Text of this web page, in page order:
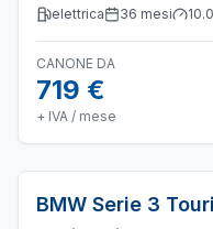
elettrica 36 mesi
CANONE DA
719 €
+ IVA / mese
BMW Serie 3